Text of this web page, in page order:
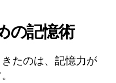
の記憶術
たのは、記憶力が